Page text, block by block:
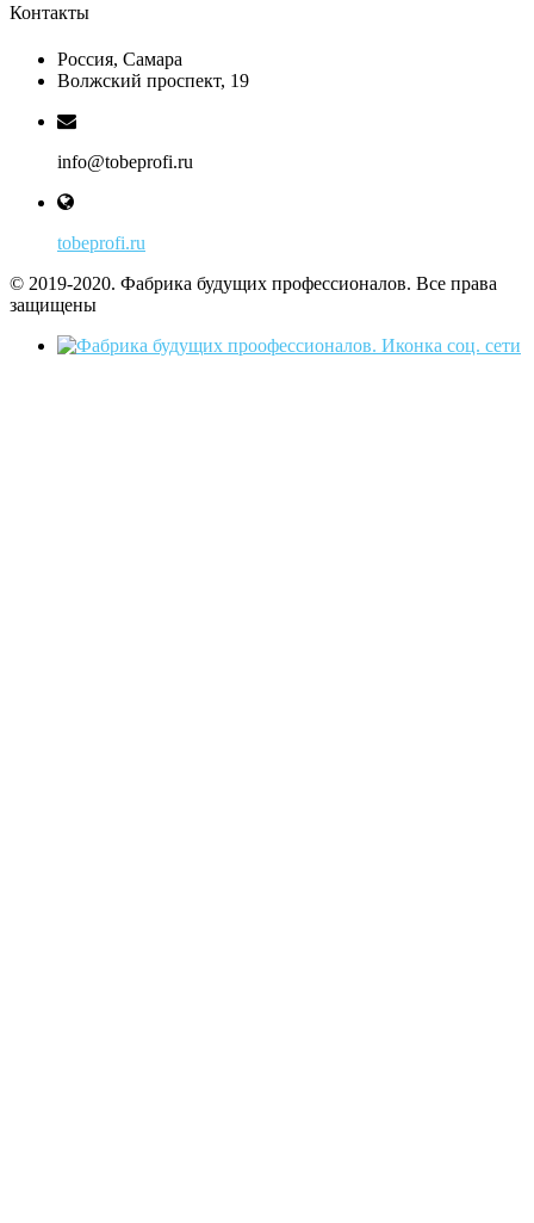
Контакты
Россия, Самара
Волжский проспект, 19
info@tobeprofi.ru
tobeprofi.ru
© 2019-2020. Фабрика будущих профессионалов. Все права
защищены